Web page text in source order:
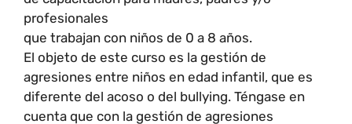
profesionales
que trabajan con niños de 0 a 8 años.
El objeto de este curso es la gestión de
agresiones entre niños en edad infantil, que es
diferente del acoso o del bullying. Téngase en
cuenta que con la gestión de agresiones